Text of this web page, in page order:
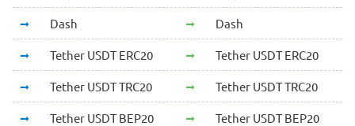
Dash Dash
Tether USDT ERC20 Tether USDT ERC20
Tether USDT TRC20 Tether USDT TRC20
Tether USDT BEP20 Tether USDT BEP20